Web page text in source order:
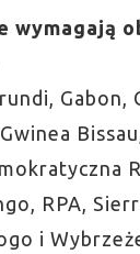
wymagają
Gabon,
RPA,
i